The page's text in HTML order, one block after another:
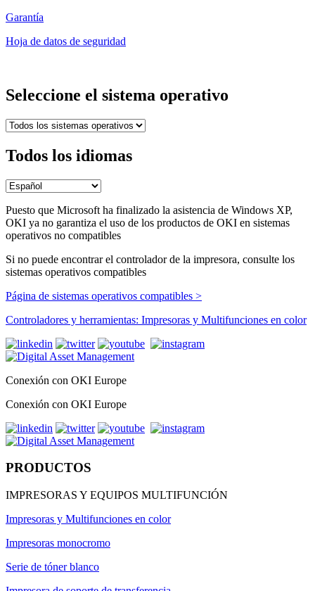
Garantía
Hoja de datos de seguridad
Seleccione el sistema operativo
Todos los idiomas
Puesto que Microsoft ha finalizado la asistencia de Windows XP,
OKI ya no garantiza el uso de los productos de OKI en sistemas
operativos no compatibles
Si no puede encontrar el controlador de la impresora, consulte los
sistemas operativos compatibles
Página de sistemas operativos compatibles >
Controladores y herramientas: Impresoras y Multifunciones en color
Conexión con OKI Europe
Conexión con OKI Europe
PRODUCTOS
IMPRESORAS Y EQUIPOS MULTIFUNCIÓN
Impresoras y Multifunciones en color
Impresoras monocromo
Serie de tóner blanco